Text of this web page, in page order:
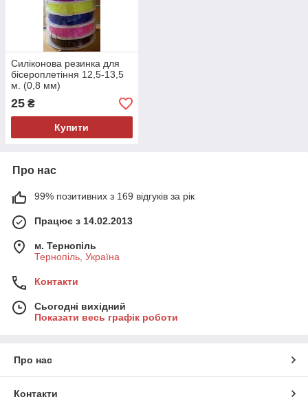
Силіконова резинка для
бісероплетіння 12,5-13,5
м. (0,8 мм)
25 ₴
Купити
Про нас
99% позитивних з 169 відгуків за рік
Працює з 14.02.2013
м. Тернопіль
Тернопіль, Україна
Контакти
Сьогодні вихідний
Показати весь графік роботи
Про нас
Контакти